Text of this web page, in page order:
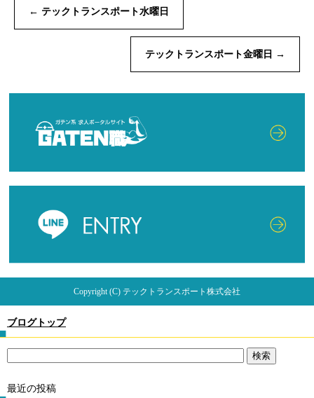
← テックトランスポート水曜日
テックトランスポート金曜日 →
Copyright (C) テックトランスポート株式会社
ブログトップ
最近の投稿